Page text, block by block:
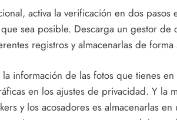
activa la verificación en dos pasos
sea posible. Descarga un gestor de
registros y almacenarlas de
información de las fotos que tienes
en los ajustes de privacidad. Y la
y los acosadores es almacenarlas